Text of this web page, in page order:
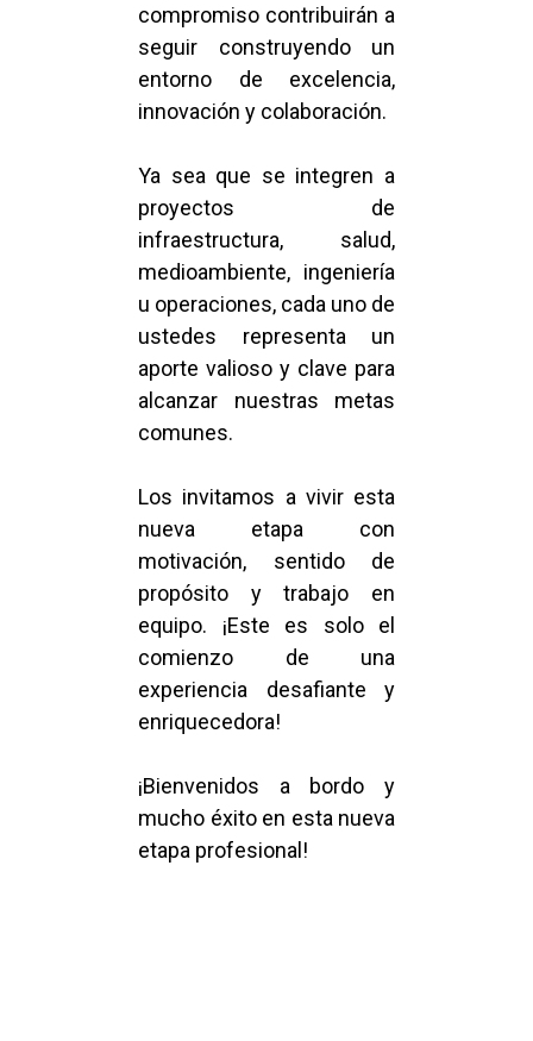
compromiso contribuirán a
seguir construyendo un
entorno de excelencia,
innovación y colaboración.
Ya sea que se integren a
proyectos de
infraestructura, salud,
medioambiente, ingeniería
u operaciones, cada uno de
ustedes representa un
aporte valioso y clave para
alcanzar nuestras metas
comunes.
Los invitamos a vivir esta
nueva etapa con
motivación, sentido de
propósito y trabajo en
equipo. ¡Este es solo el
comienzo de una
experiencia desafiante y
enriquecedora!
¡Bienvenidos a bordo y
mucho éxito en esta nueva
etapa profesional!